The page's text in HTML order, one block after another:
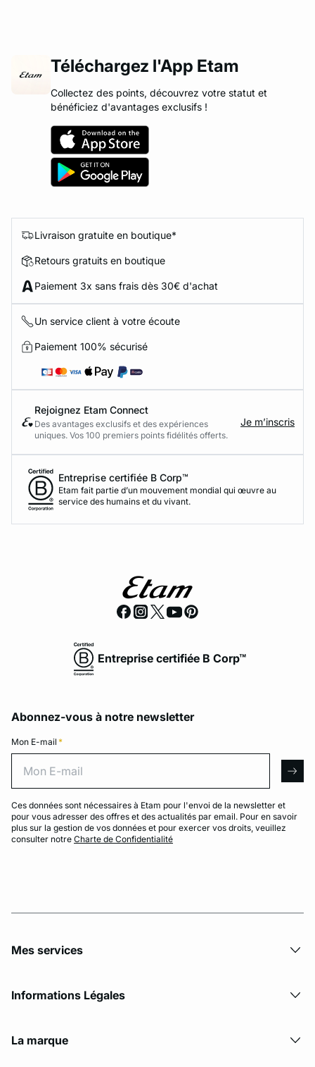
Téléchargez l'App Etam
Collectez des points, découvrez votre statut et
bénéficiez d'avantages exclusifs !
Livraison gratuite en boutique*
Retours gratuits en boutique
Paiement 3x sans frais dès 30€ d'achat
Un service client à votre écoute
Paiement 100% sécurisé
Rejoignez Etam Connect
Des avantages exclusifs et des expériences
uniques. Vos 100 premiers points fidélités offerts.
Je m’inscris
Entreprise certifiée B Corp™
Etam fait partie d’un mouvement mondial qui œuvre au
service des humains et du vivant.
Entreprise certifiée B Corp™
Abonnez-vous à notre newsletter
Mon E-mail *
Ces données sont nécessaires à Etam pour l'envoi de la newsletter et
pour vous adresser des offres et des actualités par email. Pour en savoir
plus sur la gestion de vos données et pour exercer vos droits, veuillez
consulter notre Charte de Confidentialité
Mes services
Informations Légales
La marque